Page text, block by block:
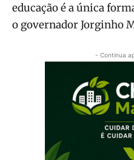
educação é a única
o governador Jorginho
- Continua